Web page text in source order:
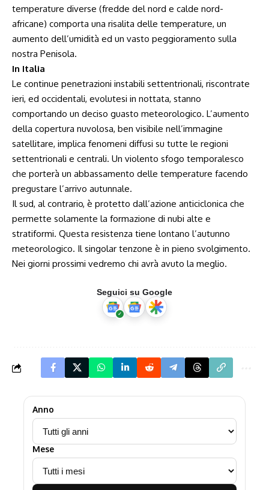
temperature diverse (fredde del nord e calde nord-
africane) comporta una risalita delle temperature, un
aumento dell’umidità ed un vasto peggioramento sulla
nostra Penisola.
In Italia
Le continue penetrazioni instabili settentrionali, riscontrate
ieri, ed occidentali, evolutesi in nottata, stanno
comportando un deciso guasto meteorologico. L’aumento
della copertura nuvolosa, ben visibile nell’immagine
satellitare, implica fenomeni diffusi su tutte le regioni
settentrionali e centrali. Un violento sfogo temporalesco
che porterà un abbassamento delle temperature facendo
pregustare l’arrivo autunnale.
Il sud, al contrario, è protetto dall’azione anticiclonica che
permette solamente la formazione di nubi alte e
stratiformi. Questa resistenza tiene lontano l’autunno
meteorologico. Il singolar tenzone è in pieno svolgimento.
Nei giorni prossimi vedremo chi avrà avuto la meglio.
Seguici su Google
Anno
Mese